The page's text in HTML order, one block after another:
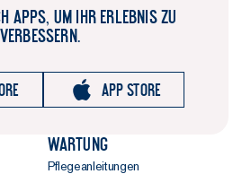
APPS, UM IHR ERLEBNIS ZU
VERBESSERN.
App store
Wartung
Pflegeanleitungen